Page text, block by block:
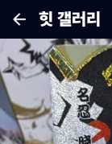
힛 갤러리